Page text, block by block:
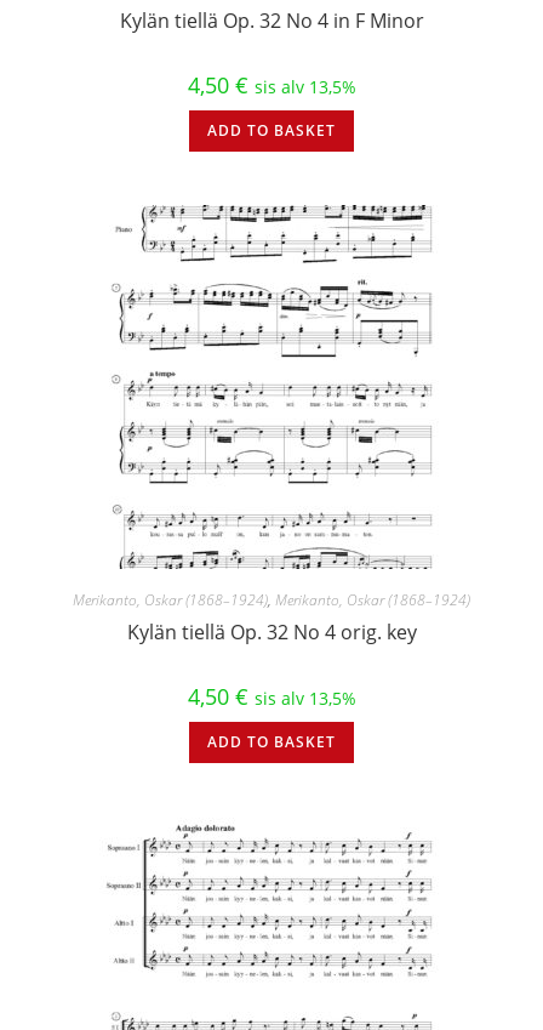
Kylän tiellä Op. 32 No 4 in F Minor
4,50 € sis alv 13,5%
ADD TO BASKET
Merikanto, Oskar (1868–1924), Merikanto, Oskar (1868–1924)
Kylän tiellä Op. 32 No 4 orig. key
4,50 € sis alv 13,5%
ADD TO BASKET